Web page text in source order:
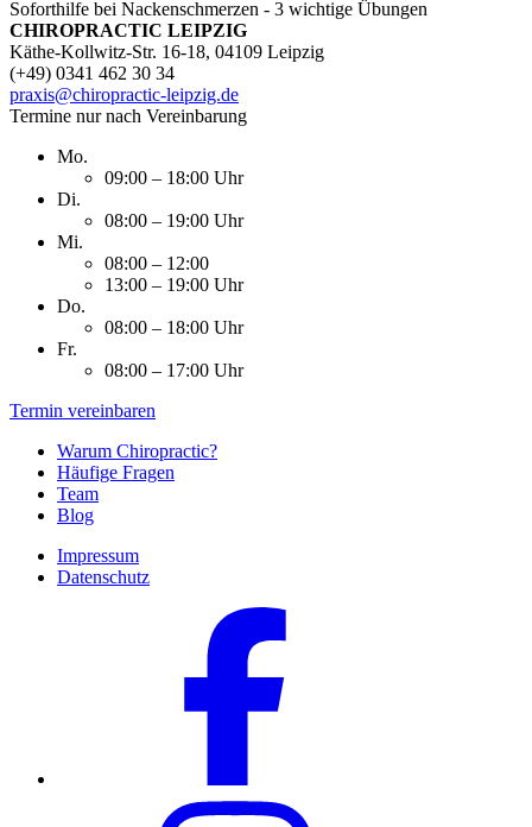
Soforthilfe bei Nackenschmerzen - 3 wichtige Übungen
CHIROPRACTIC LEIPZIG
Käthe-Kollwitz-Str. 16-18, 04109 Leipzig
(+49) 0341 462 30 34
praxis@chiropractic-leipzig.de
Termine nur nach Vereinbarung
Mo.
09:00 – 18:00 Uhr
Di.
08:00 – 19:00 Uhr
Mi.
08:00 – 12:00
13:00 – 19:00 Uhr
Do.
08:00 – 18:00 Uhr
Fr.
08:00 – 17:00 Uhr
Termin vereinbaren
Warum Chiropractic?
Häufige Fragen
Team
Blog
Impressum
Datenschutz